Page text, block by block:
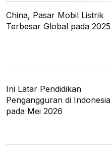
China, Pasar Mobil Listrik
Terbesar Global pada 2025
Ini Latar Pendidikan
Pengangguran di Indonesia
pada Mei 2026